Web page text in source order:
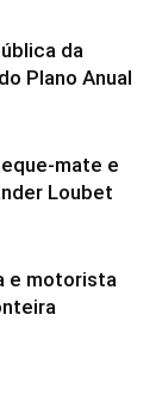
da
Plano Anual
mate e
Loubet
e motorista